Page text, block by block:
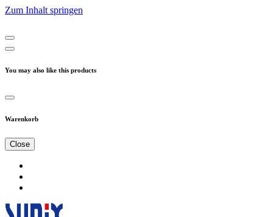
Zum Inhalt springen
You may also like this products
Warenkorb
Close